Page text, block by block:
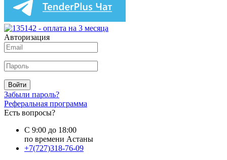
Авторизация
Войти
Забыли пароль?
Реферальная программа
Есть вопросы?
С 9:00 до 18:00
по времени Астаны
+7(727)318-76-09